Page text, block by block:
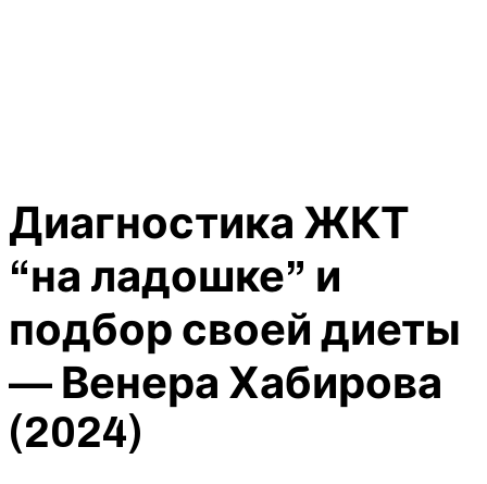
Диагностика ЖКТ
“на ладошке” и
подбор своей диеты
— Венера Хабирова
(2024)